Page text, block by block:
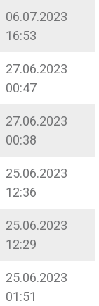
06.07.2023
16:53
27.06.2023
00:47
27.06.2023
00:38
25.06.2023
12:36
25.06.2023
12:29
25.06.2023
01:51